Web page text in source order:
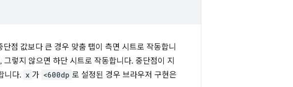
단점 값보다 큰 경우 맞춤 탭이 측면 시트로 작동합니
렇지 않으면 하단 시트로 작동합니다. 중단점이 지
니다. x 가 <600dp 로 설정된 경우 브라우저 구현은